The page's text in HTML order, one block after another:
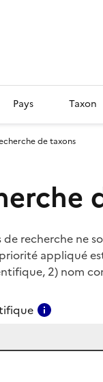
Pays Taxon
de taxons
de recherche ne
appliqué
2) nom